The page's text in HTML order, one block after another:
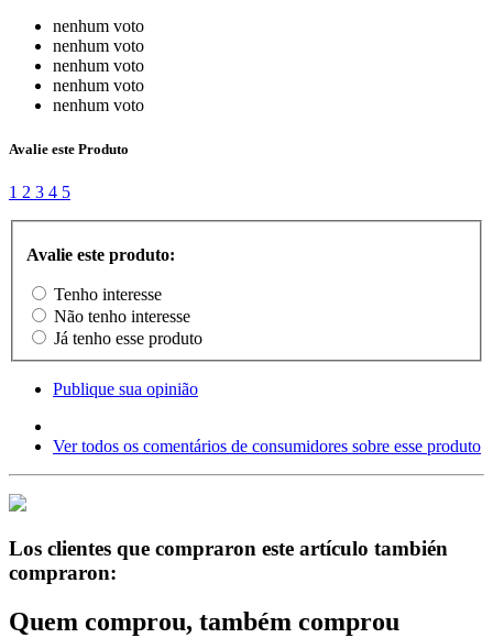
nenhum voto
nenhum voto
nenhum voto
nenhum voto
nenhum voto
Avalie este Produto
1 2 3 4 5
Avalie este produto:
Tenho interesse
Não tenho interesse
Já tenho esse produto
Publique sua opinião
Ver todos os comentários de consumidores sobre esse produto
Los clientes que compraron este artículo también
compraron:
Quem comprou, também comprou